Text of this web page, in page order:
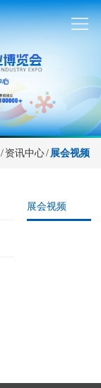
/资讯中心/展会视频
展会视频